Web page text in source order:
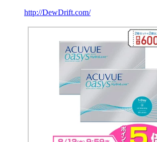
http://DewDrift.com/